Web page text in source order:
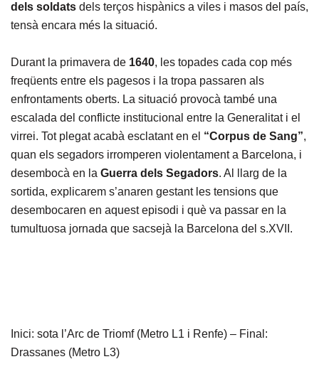
dels soldats dels terços hispànics a viles i masos del país,
tensà encara més la situació.
Durant la primavera de 1640, les topades cada cop més
freqüents entre els pagesos i la tropa passaren als
enfrontaments oberts. La situació provocà també una
escalada del conflicte institucional entre la Generalitat i el
virrei. Tot plegat acabà esclatant en el “Corpus de Sang”,
quan els segadors irromperen violentament a Barcelona, i
desembocà en la Guerra dels Segadors. Al llarg de la
sortida, explicarem s’anaren gestant les tensions que
desembocaren en aquest episodi i què va passar en la
tumultuosa jornada que sacsejà la Barcelona del s.XVII.
Inici: sota l’Arc de Triomf (Metro L1 i Renfe) – Final:
Drassanes (Metro L3)